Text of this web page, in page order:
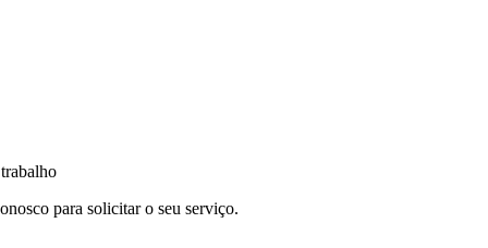
para solicitar o seu serviço.